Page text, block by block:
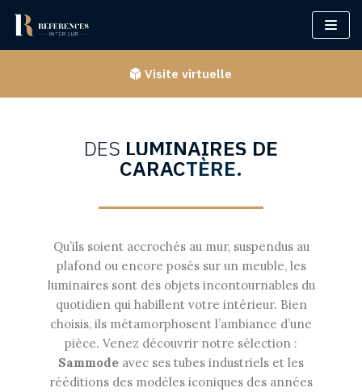
Visite virtuelle
DES LUMINAIRES DE
CARACTÈRE.
Qu’ils soient accrochés au mur, suspendus au
plafond ou encore posés sur un meuble, les
luminaires sont des objets incontournables du
quotidien qui habillent votre intérieur. Bien
choisis, ils métamorphosent l’ambiance d’une
pièce. Venez découvrir notre sélection :
Sammode avec ses tubes industriels et les
rééditions des modèles iconiques des années